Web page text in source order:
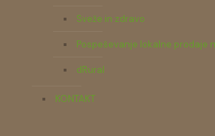
Sveže in zdravo
Pospeševanje lokalne prodaje
dRural
KONTAKT